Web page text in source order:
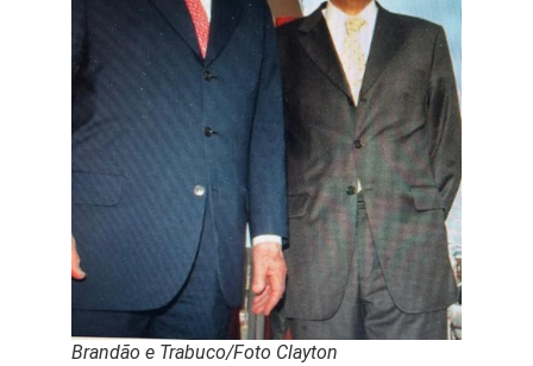
Brandão e Trabuco/Foto Clayton